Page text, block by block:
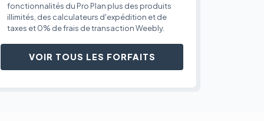
fonctionnalités du Pro Plan plus des produits
illimités, des calculateurs d'expédition et de
taxes et 0% de frais de transaction Weebly.
VOIR TOUS LES FORFAITS